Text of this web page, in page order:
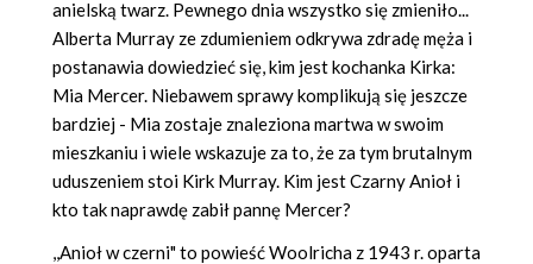
anielską twarz. Pewnego dnia wszystko się zmieniło...
Alberta Murray ze zdumieniem odkrywa zdradę męża i
postanawia dowiedzieć się, kim jest kochanka Kirka:
Mia Mercer. Niebawem sprawy komplikują się jeszcze
bardziej - Mia zostaje znaleziona martwa w swoim
mieszkaniu i wiele wskazuje za to, że za tym brutalnym
uduszeniem stoi Kirk Murray. Kim jest Czarny Anioł i
kto tak naprawdę zabił pannę Mercer?
,,Anioł w czerni" to powieść Woolricha z 1943 r. oparta